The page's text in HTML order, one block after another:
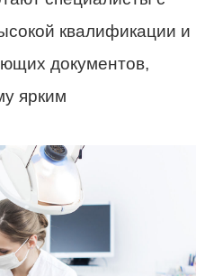
квалификации и
документов,
ярким